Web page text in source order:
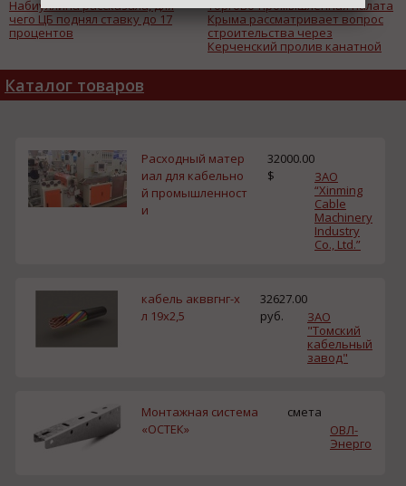
Набиуллина рассказала, для
чего ЦБ поднял ставку до 17
процентов
Торгово-промышленная палата
Крыма рассматривает вопрос
строительства через
Керченский пролив канатной
капитальной переправы
Каталог товаров
Расходный матер
иал для кабельно
й промышленност
и
32000.00
$
ЗАО
“Xinming
Cable
Machinery
Industry
Co., Ltd.”
кабель акввгнг-х
л 19х2,5
32627.00
руб.
ЗАО
"Томский
кабельный
завод"
Монтажная система
«ОСТЕК»
смета
ОВЛ-
Энерго